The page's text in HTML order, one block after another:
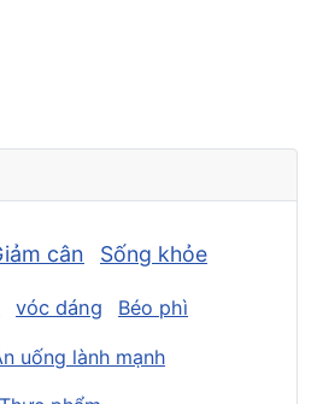
cân Sống khỏe
vóc dáng Béo phì
uống lành mạnh